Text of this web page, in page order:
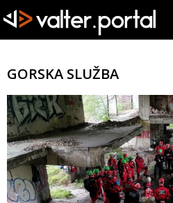
GORSKA SLUŽBA